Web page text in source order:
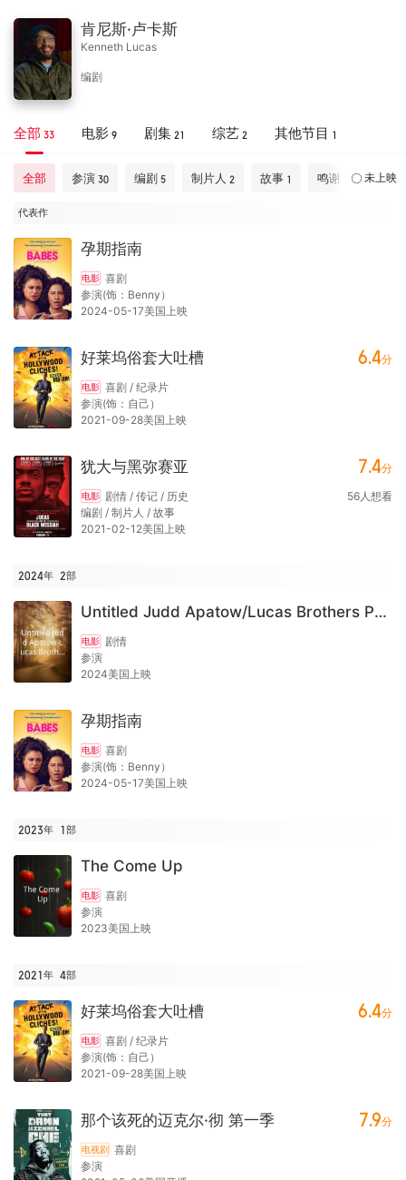
肯尼斯·卢卡斯
Kenneth Lucas
编剧
全部 33 电影 9 剧集 21 综艺 2 其他节目 1
全部 参演 30 编剧 5 制片人 2 故事 1 鸣谢 未上映
代表作
孕期指南
电影 喜剧
参演(饰：Benny）
2024-05-17美国上映
好莱坞俗套大吐槽
电影 喜剧 / 纪录片
参演(饰：自己）
2021-09-28美国上映
6.4分
犹大与黑弥赛亚
电影 剧情 / 传记 / 历史
编剧 / 制片人 / 故事
2021-02-12美国上映
7.4分
56人想看
2024年 2部
Untitled Judd Apatow/Lucas Brothers Project
电影 剧情
参演
2024美国上映
孕期指南
电影 喜剧
参演(饰：Benny）
2024-05-17美国上映
2023年 1部
The Come Up
电影 喜剧
参演
2023美国上映
2021年 4部
好莱坞俗套大吐槽
电影 喜剧 / 纪录片
参演(饰：自己）
2021-09-28美国上映
6.4分
那个该死的迈克尔·彻 第一季
电视剧 喜剧
参演
7.9分